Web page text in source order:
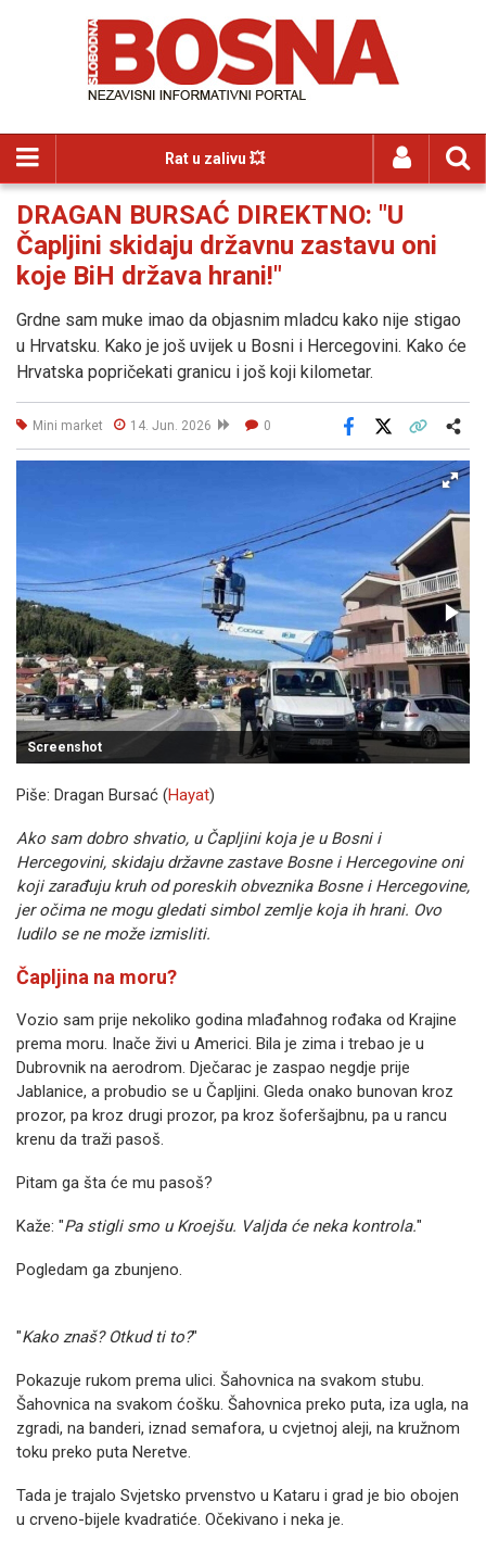
Rat u zalivu 💥
DRAGAN BURSAĆ DIREKTNO: "U
Čapljini skidaju državnu zastavu oni
koje BiH država hrani!"
Grdne sam muke imao da objasnim mladcu kako nije stigao
u Hrvatsku. Kako je još uvijek u Bosni i Hercegovini. Kako će
Hrvatska popričekati granicu i još koji kilometar.
Mini market 14. Jun. 2026 0
Facebook
Screenshot
Piše: Dragan Bursać (Hayat)
Ako sam dobro shvatio, u Čapljini koja je u Bosni i
Hercegovini, skidaju državne zastave Bosne i Hercegovine oni
koji zarađuju kruh od poreskih obveznika Bosne i Hercegovine,
jer očima ne mogu gledati simbol zemlje koja ih hrani. Ovo
ludilo se ne može izmisliti.
Čapljina na moru?
Vozio sam prije nekoliko godina mlađahnog rođaka od Krajine
prema moru. Inače živi u Americi. Bila je zima i trebao je u
Dubrovnik na aerodrom. Dječarac je zaspao negdje prije
Jablanice, a probudio se u Čapljini. Gleda onako bunovan kroz
prozor, pa kroz drugi prozor, pa kroz šoferšajbnu, pa u rancu
krenu da traži pasoš.
Pitam ga šta će mu pasoš?
Kaže: "Pa stigli smo u Kroejšu. Valjda će neka kontrola."
Pogledam ga zbunjeno.
"Kako znaš? Otkud ti to?"
Pokazuje rukom prema ulici. Šahovnica na svakom stubu.
Šahovnica na svakom ćošku. Šahovnica preko puta, iza ugla, na
zgradi, na banderi, iznad semafora, u cvjetnoj aleji, na kružnom
toku preko puta Neretve.
Tada je trajalo Svjetsko prvenstvo u Kataru i grad je bio obojen
u crveno-bijele kvadratiće. Očekivano i neka je.